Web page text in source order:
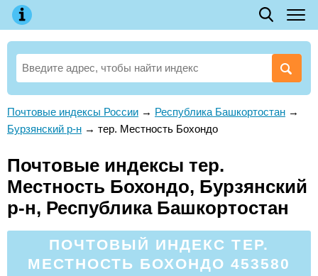
Почтовые индексы России → Республика Башкортостан →
Бурзянский р-н → тер. Местность Бохондо
Почтовые индексы тер.
Местность Бохондо, Бурзянский
р-н, Республика Башкортостан
ПОЧТОВЫЙ ИНДЕКС ТЕР.
МЕСТНОСТЬ БОХОНДО 453580